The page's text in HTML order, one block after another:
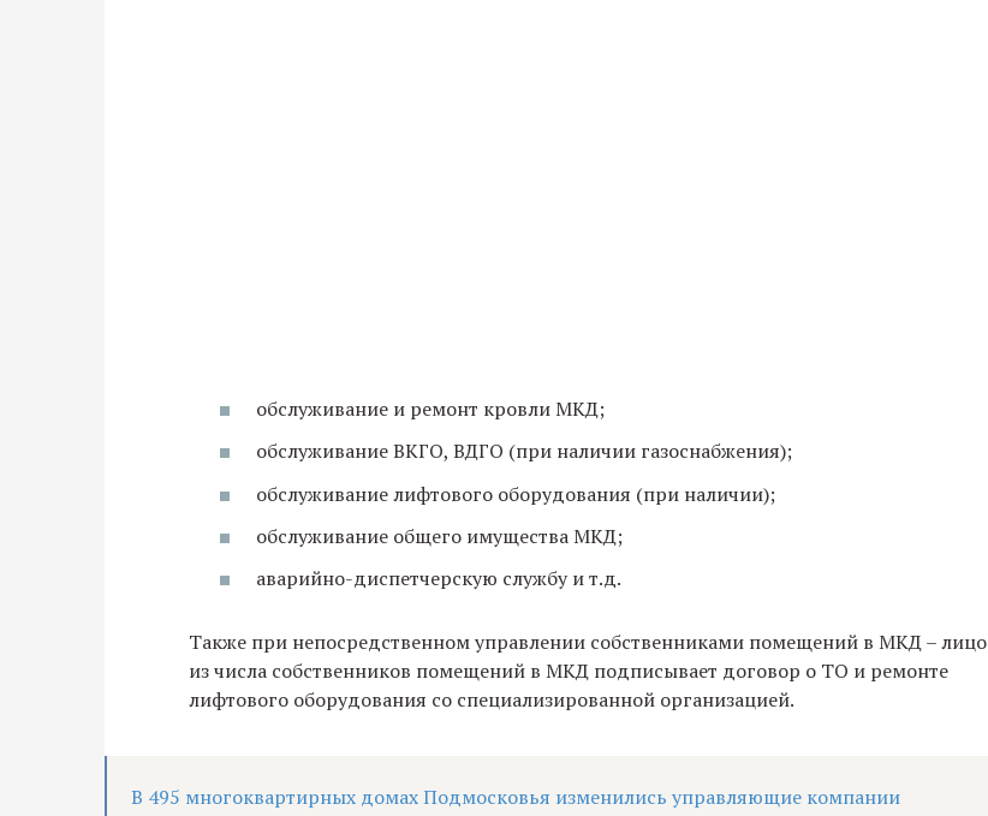
обслуживание и ремонт кровли МКД;
обслуживание ВКГО, ВДГО (при наличии газоснабжения);
обслуживание лифтового оборудования (при наличии);
обслуживание общего имущества МКД;
аварийно-диспетчерскую службу и т.д.
Также при непосредственном управлении собственниками помещений в МКД – лицо
из числа собственников помещений в МКД подписывает договор о ТО и ремонте
лифтового оборудования со специализированной организацией.
В 495 многоквартирных домах Подмосковья изменились управляющие компании